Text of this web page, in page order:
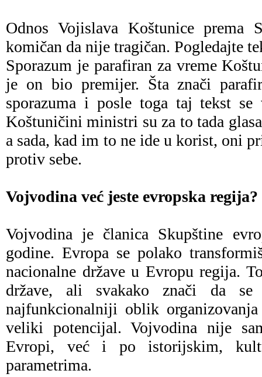
Odnos Vojislava Koštunice
komičan da nije tragičan. Pogledajte
Sporazum je parafiran za vreme
je on bio premijer. Šta znači
sporazuma i posle toga taj tekst se
Koštuničini ministri su za to tada
a sada, kad im to ne ide u korist, oni
protiv sebe.
Vojvodina već jeste evropska regija?
Vojvodina je članica Skupštine
godine. Evropa se polako
nacionalne države u Evropu regija.
države, ali svakako znači da
najfunkcionalniji oblik
veliki potencijal. Vojvodina nije
Evropi, već i po istorijskim,
parametrima.